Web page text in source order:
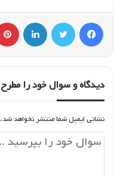
فیسبوک توییتر لینکداین
دیدگاه و سوال خود را
نشانی ایمیل شما منتشر نخواهد شد.